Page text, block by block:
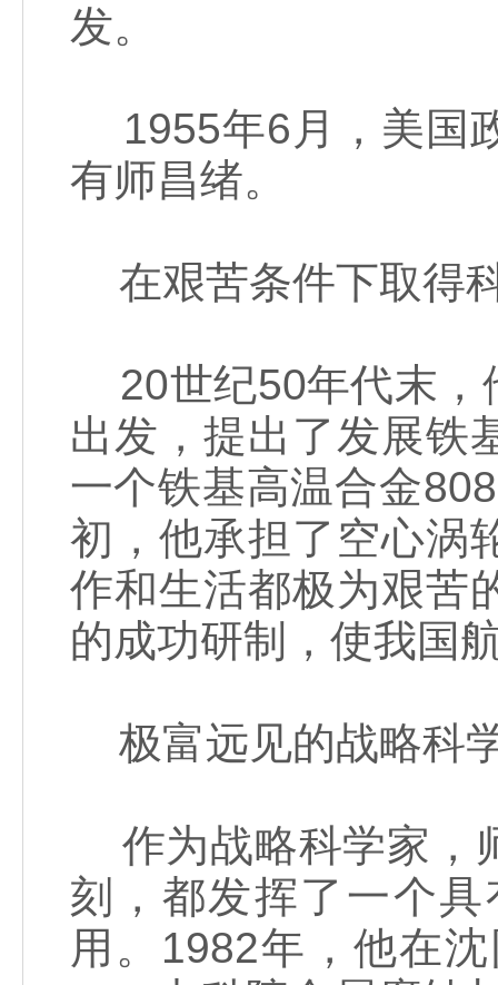
发。
1955年6月，美国
有师昌绪。
在艰苦条件下取得
20世纪50年代末，
出发，提出了发展铁
一个铁基高温合金
初，他承担了空心涡
作和生活都极为艰苦
的成功研制，使我国
极富远见的战略科
作为战略科学家，
刻，都发挥了一个
用。1982年，他在